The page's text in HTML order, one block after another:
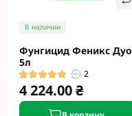
В наличии
Фунгицид Феникс Дуо
5л
2
4 224.00 ₴